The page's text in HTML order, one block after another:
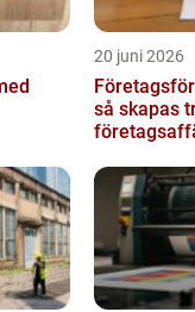
20 juni 2026
så skapas